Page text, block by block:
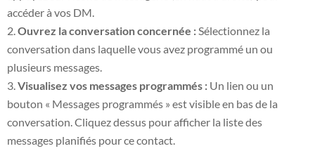
accéder à vos DM.
Ouvrez la conversation concernée :Sélectionnez la
conversation dans laquelle vous avez programmé un ou
plusieurs messages.
Visualisez vos messages programmés : Un lien ou un
bouton « Messages programmés » est visible en bas de la
conversation. Cliquez dessus pour afficher la liste des
messages planifiés pour ce contact.